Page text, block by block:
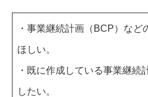
・事業継続計画（BCP）など
ほしい。
・既に作成している事業継続
したい。